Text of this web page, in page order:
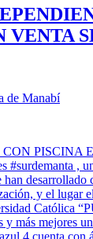
VENTA
de Manabí
PISCINA
#surdemanta ,
han desarrollado
y el lugar
Católica
y más mejores
4 cuenta con